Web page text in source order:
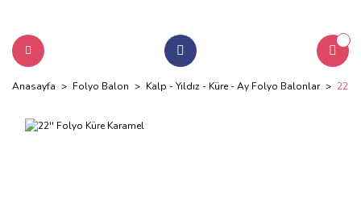
Anasayfa Folyo Balon Kalp - Yıldız - Küre - Ay Folyo Balonlar 22''